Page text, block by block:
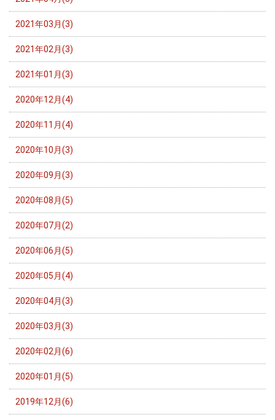
2021年03月(3)
2021年02月(3)
2021年01月(3)
2020年12月(4)
2020年11月(4)
2020年10月(3)
2020年09月(3)
2020年08月(5)
2020年07月(2)
2020年06月(5)
2020年05月(4)
2020年04月(3)
2020年03月(3)
2020年02月(6)
2020年01月(5)
2019年12月(6)